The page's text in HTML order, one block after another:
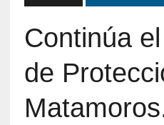
Continúa
de